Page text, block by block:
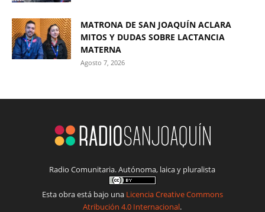
MATRONA DE SAN JOAQUÍN ACLARA
MITOS Y DUDAS SOBRE LACTANCIA
MATERNA
Agosto 7, 2026
Radio Comunitaria. Autónoma, laica y pluralista
Esta obra está bajo una Licencia Creative Commons
Atribución 4.0 Internacional.